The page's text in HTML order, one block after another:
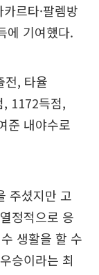
르타·팔렘방
에 기여했다.
전, 타율
1172득점,
준 내야수로
주셨지만 고
정적으로 응
생활을 할 수
승이라는 최